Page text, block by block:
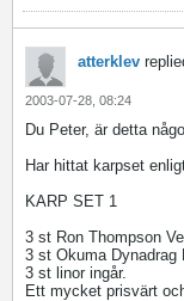
atterklev
2003-07-28, 08:24
Du Peter, är detta
Har hittat karpset
KARP SET 1
3 st Ron Thompson
3 st Okuma Dynadrag
3 st linor ingår.
Ett mycket prisvärt